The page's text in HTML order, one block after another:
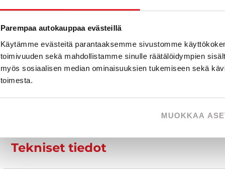
Parempaa autokauppaa evästeillä
Käytämme evästeitä parantaaksemme sivustomme
toimivuuden sekä mahdollistamme sinulle räätälöidympien
myös sosiaalisen median ominaisuuksien tukemiseen sekä
toimesta.
MUOKKAA
040 711 6155
Tekniset tiedot